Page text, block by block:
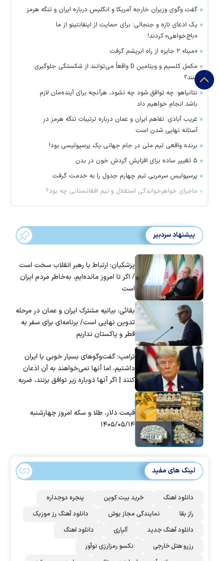
گفت وگوی وزیران خارجه آمریکا و انگلیس درباره ایران و تنگه هرمز
یک ادعای تازه و جنجالی؛ برای حمایت از اینفانتینو از ما
«باج‌خواهی» کردند!
«مینا» ۲ جایزه از راه ابریشم گرفت
مکمل کلسیم و ویتامین D واقعاً می‌توانند از شکستگی جلوگیری
کنند؟
نتانیاهو: چه توافق شود چه نشود، هرآنچه برای آینده‌مان لازم
باشد انجام خواهیم داد
غریب آبادی: تفاهم ایران و عمان درباره ترتیبات تنگه هرمز در
آستانه نهایی شدن است
برنده واقعی تیم ملی در جام جهانی یک پرسپولیسی بود!
۵ تغییر ساده برای افزایش گردش خون در بدن
پرسپولیس سرمربی تیم چهارم جدول را به خدمت گرفت
ماجرای خواهرخواندگی استقلال و تیم افغانستانی چه بود؟
پیشنهاد سردبیر
پزشکیان: ارتباط با رهبر انقلاب سخت است
/ اگر تا امروز مانده‌ایم، به‌خاطر مردم ایران
است
بقائی: بیانیه مشترک ایران و عمان در مرحله
تدوین نهایی است/ برنامه‌ای برای سفر به
قطر و پاکستان نداریم
ترامپ: گفت‌و‌گو‌های بسیار خوبی با ایران
داشتیم، اما آنها نمی‌خواهند به آن اذعان
کنند | اگر آنها دوباره زیر توافق بزنند، ضربه
قیمت دلار، طلا و سکه امروز چهارشنبه
۱۴۰۵/۰۵/۱۴
لینک های مفید
دانلود اهنگ خرید بیت کوین
پنجره دوجداره
راز بقا
نمایندگی مجاز بوش
دانلود آهنگ رز‌ موزیک
دانلود آهنگ جدید
آلپاری
دانلود اهنگ
رزرو هتل خارجی
نکسو رمزارزی نوآور